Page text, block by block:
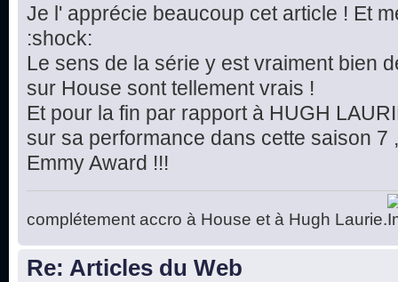
Je l' apprécie beaucoup cet article ! Et
:shock:
Le sens de la série y est vraiment bien
sur House sont tellement vrais !
Et pour la fin par rapport à HUGH
sur sa performance dans cette saison 7
Emmy Award !!!
complétement accro à House et à Hugh Laurie.
Re: Articles du Web